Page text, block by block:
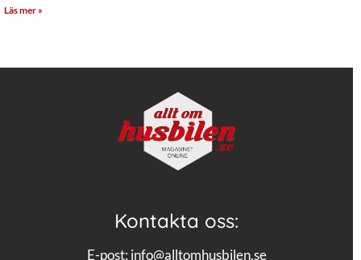
Läs mer »
Kontakta oss:
E-post: info@alltomhusbilen.se